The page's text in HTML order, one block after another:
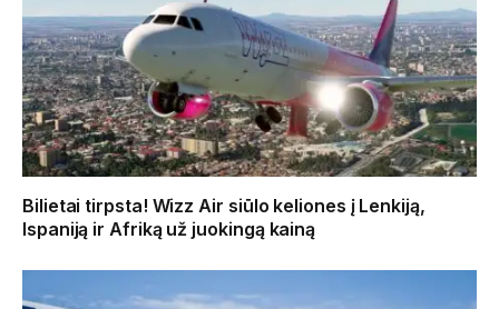
Bilietai tirpsta! Wizz Air siūlo keliones į Lenkiją,
Ispaniją ir Afriką už juokingą kainą